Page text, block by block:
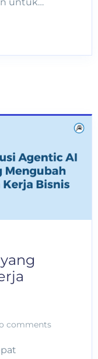
untuk…
comments